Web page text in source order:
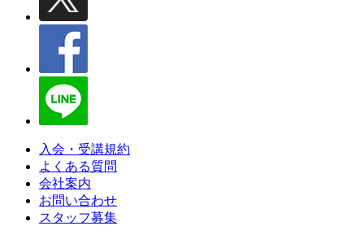
入会・受講規約
よくある質問
会社案内
お問い合わせ
スタッフ募集